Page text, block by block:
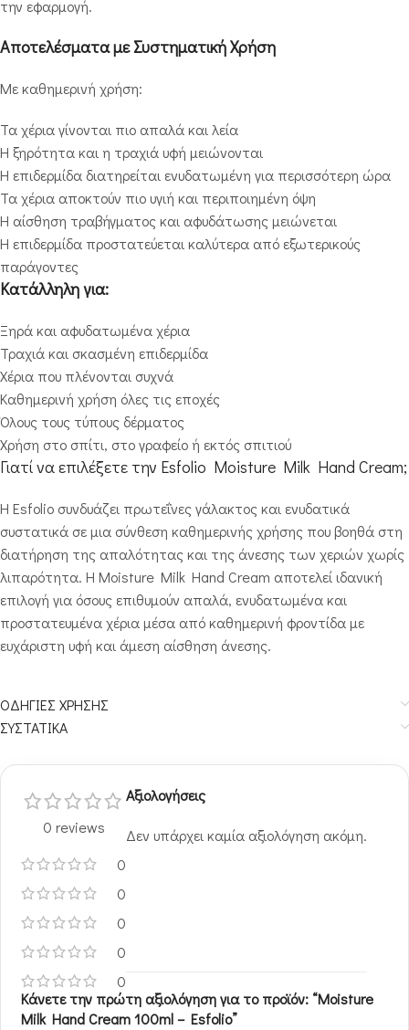
την εφαρμογή.
Αποτελέσματα με Συστηματική Χρήση
Με καθημερινή χρήση:
Τα χέρια γίνονται πιο απαλά και λεία
Η ξηρότητα και η τραχιά υφή μειώνονται
Η επιδερμίδα διατηρείται ενυδατωμένη για περισσότερη ώρα
Τα χέρια αποκτούν πιο υγιή και περιποιημένη όψη
Η αίσθηση τραβήγματος και αφυδάτωσης μειώνεται
Η επιδερμίδα προστατεύεται καλύτερα από εξωτερικούς
παράγοντες
Κατάλληλη για:
Ξηρά και αφυδατωμένα χέρια
Τραχιά και σκασμένη επιδερμίδα
Χέρια που πλένονται συχνά
Καθημερινή χρήση όλες τις εποχές
Όλους τους τύπους δέρματος
Χρήση στο σπίτι, στο γραφείο ή εκτός σπιτιού
Γιατί να επιλέξετε την Esfolio Moisture Milk Hand Cream;
Η Esfolio συνδυάζει πρωτεΐνες γάλακτος και ενυδατικά
συστατικά σε μια σύνθεση καθημερινής χρήσης που βοηθά στη
διατήρηση της απαλότητας και της άνεσης των χεριών χωρίς
λιπαρότητα. Η Moisture Milk Hand Cream αποτελεί ιδανική
επιλογή για όσους επιθυμούν απαλά, ενυδατωμένα και
προστατευμένα χέρια μέσα από καθημερινή φροντίδα με
ευχάριστη υφή και άμεση αίσθηση άνεσης.
ΟΔΗΓΙΕΣ ΧΡΗΣΗΣ
ΣΥΣΤΑΤΙΚΑ
0 reviews
0
0
0
0
0
Αξιολογήσεις
Δεν υπάρχει καμία αξιολόγηση ακόμη.
Κάνετε την πρώτη αξιολόγηση για το προϊόν: “Moisture
Milk Hand Cream 100ml – Esfolio”